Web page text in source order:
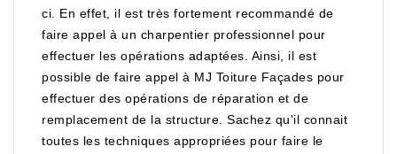
ci. En effet, il est très fortement recommandé de
faire appel à un charpentier professionnel pour
effectuer les opérations adaptées. Ainsi, il est
possible de faire appel à MJ Toiture Façades pour
effectuer des opérations de réparation et de
remplacement de la structure. Sachez qu'il connait
toutes les techniques appropriées pour faire le